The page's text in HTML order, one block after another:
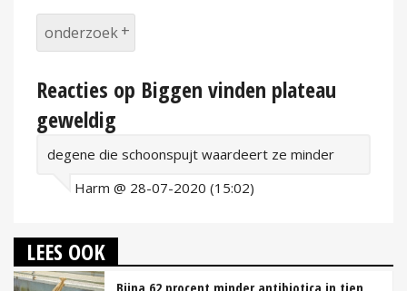
onderzoek
Reacties op Biggen vinden plateau
geweldig
degene die schoonspujt waardeert ze minder
Harm @ 28-07-2020 (15:02)
LEES OOK
Bijna 62 procent minder antibiotica in tien